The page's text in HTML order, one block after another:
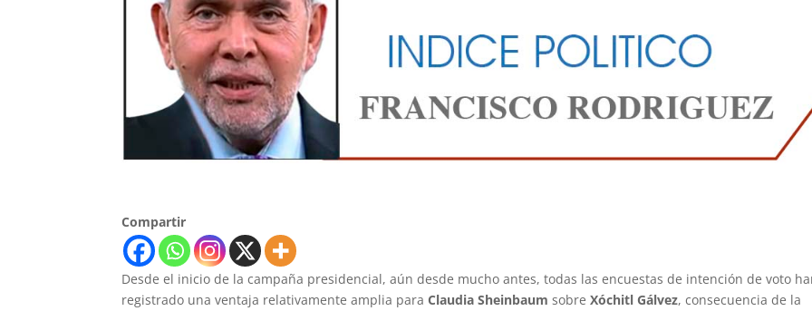
Compartir
Desde el inicio de la campaña presidencial, aún desde mucho antes, todas las encuestas de intención de voto
registrado una ventaja relativamente amplia paraClaudia Sheinbaum sobreXóchitl Gálvez, consecuencia de la